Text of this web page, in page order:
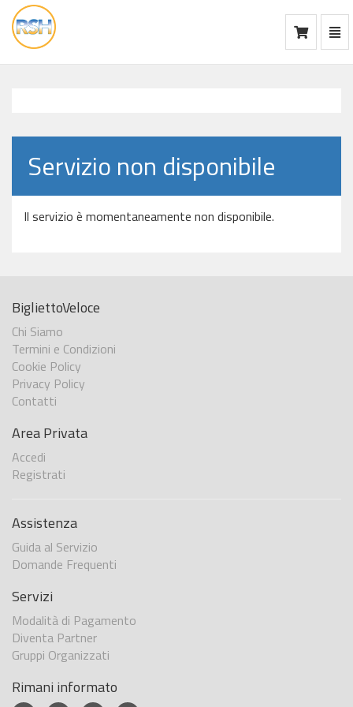
vai
alla
Servizio non disponibile
Il servizio è momentaneamente non disponibile.
BigliettoVeloce
Chi Siamo
Termini e Condizioni
Cookie Policy
Privacy Policy
Contatti
Area Privata
Accedi
Registrati
Assistenza
Guida al Servizio
Domande Frequenti
Servizi
Modalità di Pagamento
Diventa Partner
Gruppi Organizzati
Rimani informato